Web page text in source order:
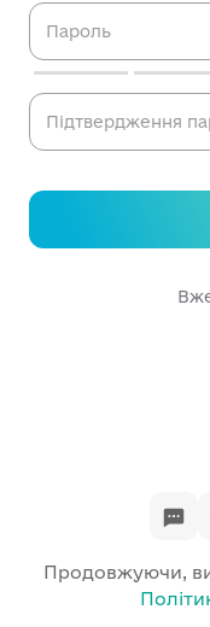
Пароль
Підтвердження
Продовжуючи,